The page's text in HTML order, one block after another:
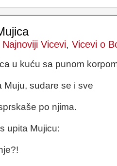
Vicevi, Vicevi o
u kuću sa punom
Muju, sudare se i sve
po njima.
upita Mujicu: